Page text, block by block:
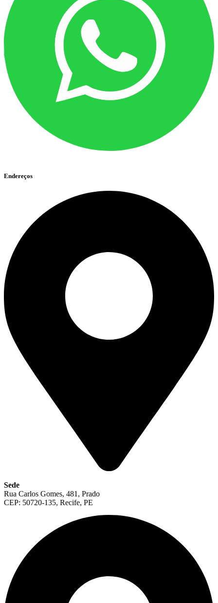
Endereços
Sede
Rua Carlos Gomes, 481, Prado
CEP: 50720-135, Recife, PE